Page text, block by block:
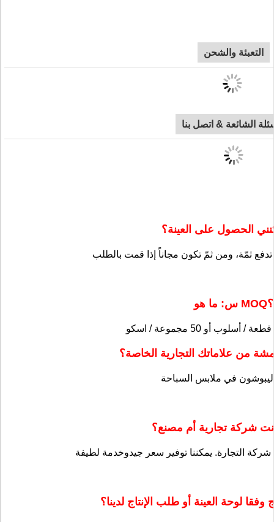
التعبئة والشحن
الشائعة & اتصل بنا
الحصول على العينة؟
س: ما هو MOQ؟
من علاماتك التجارية الخاصة؟
شركة تجارية أم مصنع؟
التجارة. يمكننا توفير سعر جيدوخدمة لطيفة
لوحة العينة أو طلب الإنتاج لدينا؟